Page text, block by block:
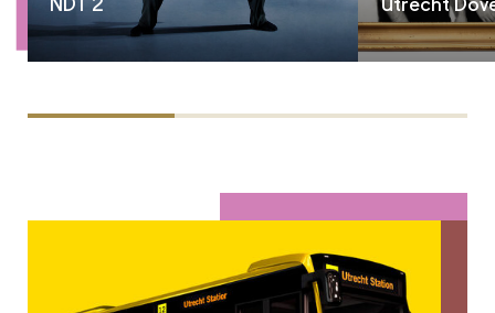
NDT 2
Utrecht